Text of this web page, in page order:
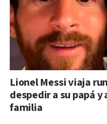
Lionel Messi viaja
despedir a su papá y
familia